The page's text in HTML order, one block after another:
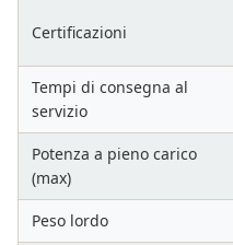
Certificazioni
Tempi di consegna al
servizio
Potenza a pieno carico
(max)
Peso lordo